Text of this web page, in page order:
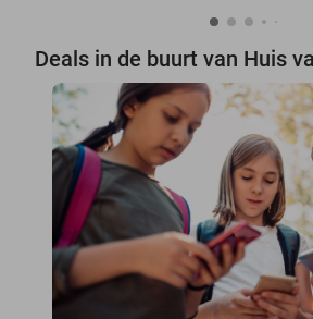
Deals in de buurt van Huis